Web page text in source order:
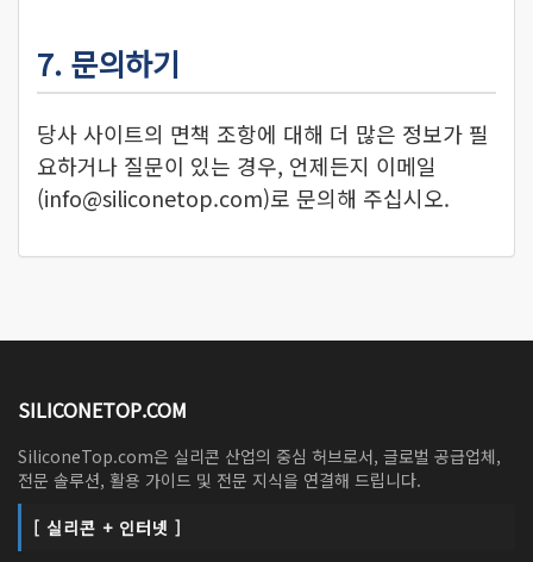
7. 문의하기
당사 사이트의 면책 조항에 대해 더 많은 정보가 필
요하거나 질문이 있는 경우, 언제든지 이메일
(info@siliconetop.com)로 문의해 주십시오.
SILICONETOP.COM
SiliconeTop.com은 실리콘 산업의 중심 허브로서, 글로벌 공급업체,
전문 솔루션, 활용 가이드 및 전문 지식을 연결해 드립니다.
[ 실리콘 + 인터넷 ]